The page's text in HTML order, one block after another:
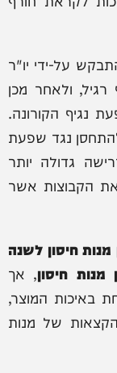
על-ידי יו"ר
ולאחר מכן
נגיף הקורונה.
נגד שפעת
גדולה יותר
הקבוצות אשר
חיסון לשנה
, אך
באיכות המוצר,
של מנות